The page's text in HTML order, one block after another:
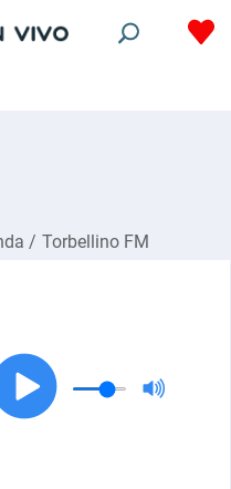
/ Torbellino FM